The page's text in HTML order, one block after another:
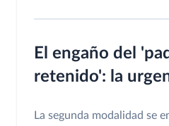
El engaño del
retenido': la
La segunda modalidad se